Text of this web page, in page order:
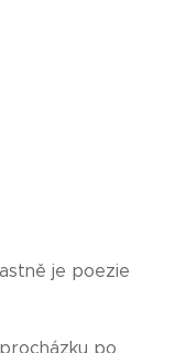
je poezie
po